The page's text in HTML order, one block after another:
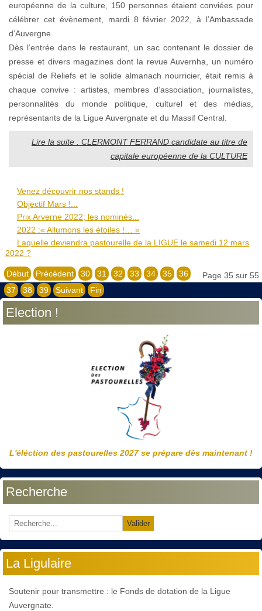
européenne de la culture, 150 personnes étaient conviées pour
célébrer cet évènement, mardi 8 février 2022, à l’Ambassade
d’Auvergne.
Dès l’entrée dans le restaurant, un sac contenant le dossier de
presse et divers magazines dont la revue Auvernha, un numéro
spécial de Reliefs et le solide almanach nourricier, était remis à
chaque convive : artistes, membres d’association, journalistes,
personnalités du monde politique, culturel et des médias,
représentants de la Ligue Auvergnate et du Massif Central.
Lire la suite : CLERMONT FERRAND candidate au titre de
capitale européenne de la CULTURE
Venez découvrir nos stands !
Objectif Mars !...
Prix Arverne 2022; les nominés...
2022 :« Allumons les étoiles !… »
Laquelle deviendra pastourelle de la LIGUE le samedi 12 mars
2022 ?
Page 35 sur 55
Début Précédent 30 31 32 33 34 35
36
37
38 39 Suivant Fin
Election !
L'éléction des pastourelles 2027 se prépare dès maintenant !
Recherche
Valider
La Ligulaire
Soutenir pour transmettre : le Fonds de dotation de la Ligue
Auvergnate.